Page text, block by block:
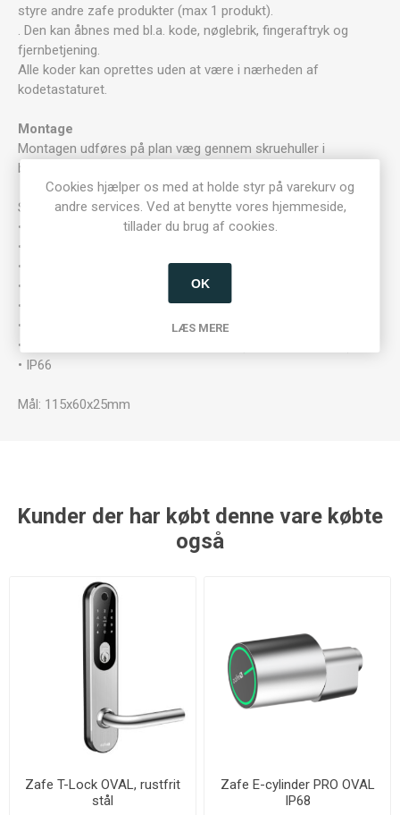
styre andre zafe produkter (max 1 produkt).
. Den kan åbnes med bl.a. kode, nøglebrik, fingeraftryk og
fjernbetjening.
Alle koder kan oprettes uden at være i nærheden af
kodetastaturet.
Montage
Montagen udføres på plan væg gennem skruehuller i
bagpladen.
Smartfunktioner:
• Fingeraftryk, pinkode, Mifare brik
• Bluetooth E-Nøgle – app på iOS, Android og Apple Watch
• Tidsbestemte koder/brikker
• Engangskoder (håndværker kode)
• Tidsskema (f.eks. åbningstid)
• Adgangslog
• *Onlineadgang via WiFi, LAN eller 4G (kun med gateway)
• IP66
Mål: 115x60x25mm
Kunder der har købt denne vare købte
også
Zafe T-Lock OVAL, rustfrit
stål
Zafe E-cylinder PRO OVAL
IP68
Cookies hjælper os med at holde styr på varekurv og
andre services. Ved at benytte vores hjemmeside,
tillader du brug af cookies.
OK
LÆS MERE